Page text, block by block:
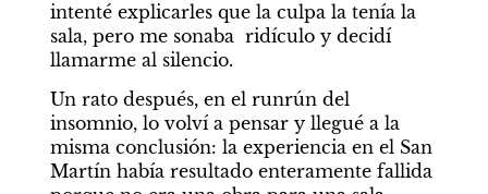
intenté explicarles que la culpa la tenía la
sala, pero me sonaba  ridículo y decidí
llamarme al silencio.
Un rato después, en el runrún del
insomnio, lo volví a pensar y llegué a la
misma conclusión: la experiencia en el San
Martín había resultado enteramente fallida